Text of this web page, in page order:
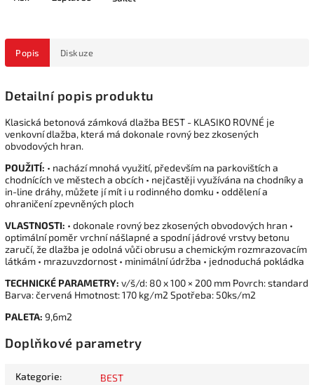
Popis Diskuze
Detailní popis produktu
Klasická betonová zámková dlažba BEST - KLASIKO ROVNÉ je
venkovní dlažba, která má dokonale rovný bez zkosených
obvodových hran.
POUŽITÍ: • nachází mnohá využití, především na parkovištích a
chodnících ve městech a obcích • nejčastěji využívána na chodníky a
in-line dráhy, můžete jí mít i u rodinného domku • oddělení a
ohraničení zpevněných ploch
VLASTNOSTI: • dokonale rovný bez zkosených obvodových hran •
optimální poměr vrchní nášlapné a spodní jádrové vrstvy betonu
zaručí, že dlažba je odolná vůči obrusu a chemickým rozmrazovacím
látkám • mrazuvzdornost • minimální údržba • jednoduchá pokládka
TECHNICKÉ PARAMETRY: v/š/d: 80 x 100 × 200 mm Povrch: standard
Barva: červená Hmotnost: 170 kg/m2 Spotřeba: 50ks/m2
PALETA: 9,6m2
Doplňkové parametry
Kategorie: BEST